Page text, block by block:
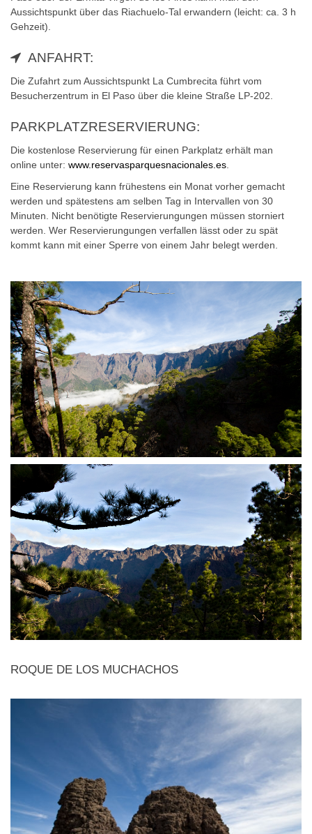
Aussichtspunkt über das Riachuelo-Tal erwandern (leicht: ca. 3 h
Gehzeit).
ANFAHRT:
Die Zufahrt zum Aussichtspunkt La Cumbrecita führt vom
Besucherzentrum in El Paso über die kleine Straße LP-202.
PARKPLATZRESERVIERUNG:
Die kostenlose Reservierung für einen Parkplatz erhält man
online unter: www.reservasparquesnacionales.es
Eine Reservierung kann frühestens ein Monat vorher gemacht
werden und spätestens am selben Tag in Intervallen von 30
Minuten. Nicht benötigte Reservierungungen müssen storniert
werden. Wer Reservierungungen verfallen lässt oder zu spät
kommt kann mit einer Sperre von einem Jahr belegt werden.
ROQUE DE LOS MUCHACHOS